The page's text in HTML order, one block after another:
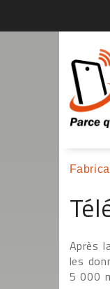
Après
les
5 000